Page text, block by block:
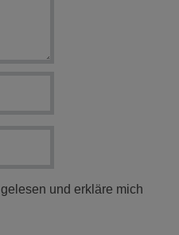
gelesen und erkläre mich